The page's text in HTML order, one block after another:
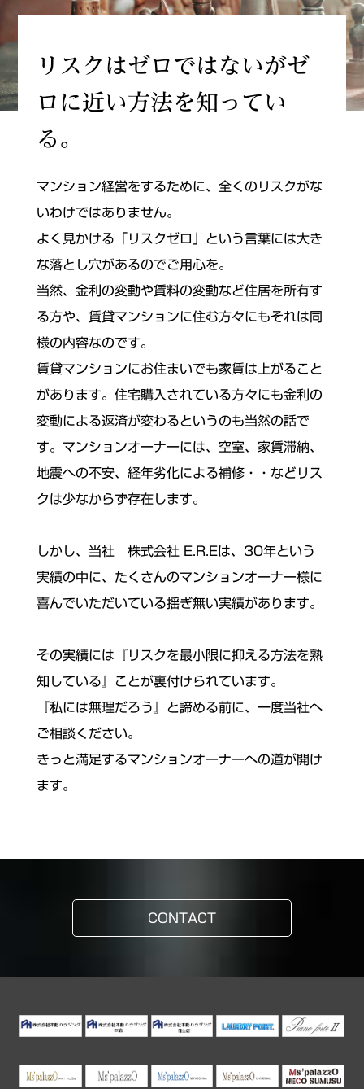
リスクはゼロではないがゼ
ロに近い方法を知ってい
る。
マンション経営をするために、全くのリスクがな
いわけではありません。
よく見かける「リスクゼロ」という言葉には大き
な落とし穴があるのでご用心を。
当然、金利の変動や賃料の変動など住居を所有す
る方や、賃貸マンションに住む方々にもそれは同
様の内容なのです。
賃貸マンションにお住まいでも家賃は上がること
があります。住宅購入されている方々にも金利の
変動による返済が変わるというのも当然の話で
す。マンションオーナーには、空室、家賃滞納、
地震への不安、経年劣化による補修・・などリス
クは少なからず存在します。
しかし、当社 株式会社 E.R.Eは、30年という
実績の中に、たくさんのマンションオーナー様に
喜んでいただいている揺ぎ無い実績があります。
その実績には『リスクを最小限に抑える方法を熟
知している』ことが裏付けられています。
『私には無理だろう』と諦める前に、一度当社へ
ご相談ください。
きっと満足するマンションオーナーへの道が開け
ます。
CONTACT